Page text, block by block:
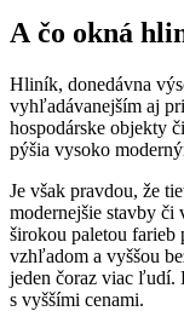
A čo okná
Hliník, donedávna
vyhľadávanejším aj
hospodárske objekty
pýšia vysoko
Je však pravdou, že
modernejšie stavby
širokou paletou
vzhľadom a vyššou
jeden čoraz viac ľudí.
s vyššími cenami.